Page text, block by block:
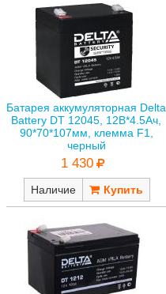
Батарея аккумуляторная Delta
Battery DT 12045, 12В*4.5Ач,
90*70*107мм, клемма F1,
черный
1 430
Наличие